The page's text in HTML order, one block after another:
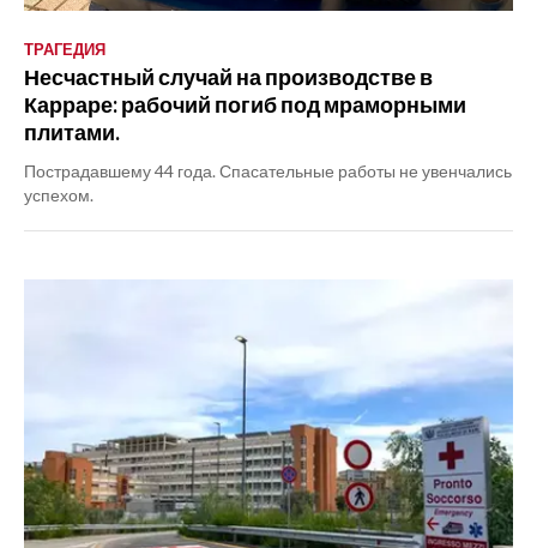
ТРАГЕДИЯ
Несчастный случай на производстве в
Карраре: рабочий погиб под мраморными
плитами.
Пострадавшему 44 года. Спасательные работы не увенчались
успехом.